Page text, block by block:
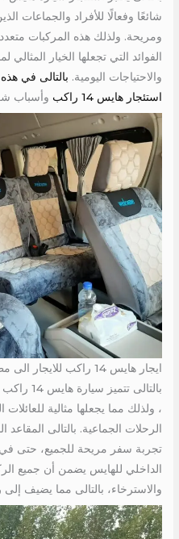
شائعًا وفعالًا للأفراد والجماعات
ومريحة. ولذلك هذه المركبات
الفوائد التي تجعلها الخيار
والاحتياجات اليومية. بالتالى في
استئجار هايس 14 راكب
وأسباب شعبيتها
ايجار هايس 14 راكب للايجار الى مطروح 01004230753
، ولذلك مما يجعلها مثالية
الرحلات الجماعية. بالتالى
تجربة سفر مريحة للجميع، حتى في
الداخلي للهايس يضمن أن جميع
والاسترخاء، بالتالى مما يضيف إلى راحة